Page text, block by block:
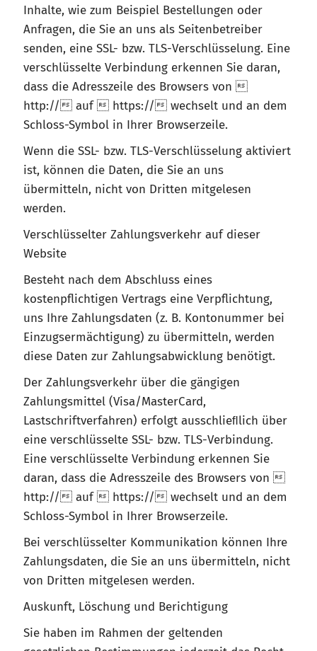
Inhalte, wie zum Beispiel Bestellungen oder
Anfragen, die Sie an uns als Seitenbetreiber
senden, eine SSL- bzw. TLS-Verschlüsselung. Eine
verschlüsselte Verbindung erkennen Sie daran,
dass die Adresszeile des Browsers von
http:// auf  https:// wechselt und an dem
Schloss-Symbol in Ihrer Browserzeile.
Wenn die SSL- bzw. TLS-Verschlüsselung aktiviert
ist, können die Daten, die Sie an uns
übermitteln, nicht von Dritten mitgelesen
werden.
Verschlüsselter Zahlungsverkehr auf dieser
Website
Besteht nach dem Abschluss eines
kostenpflichtigen Vertrags eine Verpflichtung,
uns Ihre Zahlungsdaten (z. B. Kontonummer bei
Einzugsermächtigung) zu übermitteln, werden
diese Daten zur Zahlungsabwicklung benötigt.
Der Zahlungsverkehr über die gängigen
Zahlungsmittel (Visa/MasterCard,
Lastschriftverfahren) erfolgt ausschlieﬂlich über
eine verschlüsselte SSL- bzw. TLS-Verbindung.
Eine verschlüsselte Verbindung erkennen Sie
daran, dass die Adresszeile des Browsers von
http:// auf  https:// wechselt und an dem
Schloss-Symbol in Ihrer Browserzeile.
Bei verschlüsselter Kommunikation können Ihre
Zahlungsdaten, die Sie an uns übermitteln, nicht
von Dritten mitgelesen werden.
Auskunft, Löschung und Berichtigung
Sie haben im Rahmen der geltenden